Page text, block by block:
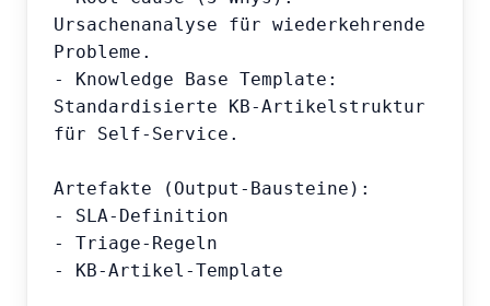
Ursachenanalyse für wiederkehrende
Probleme.
- Knowledge Base Template:
Standardisierte KB-Artikelstruktur
für Self-Service.
Artefakte (Output-Bausteine):
- SLA-Definition
- Triage-Regeln
- KB-Artikel-Template